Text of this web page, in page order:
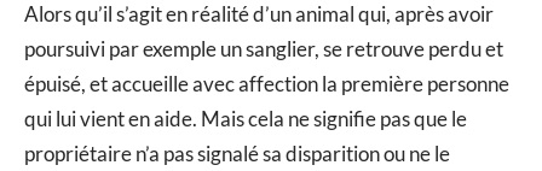
Alors qu’il s’agit en réalité d’un animal qui, après avoir
poursuivi par exemple un sanglier, se retrouve perdu et
épuisé, et accueille avec affection la première personne
qui lui vient en aide. Mais cela ne signifie pas que le
propriétaire n’a pas signalé sa disparition ou ne le